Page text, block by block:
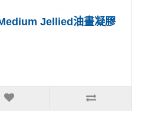
Jellied油畫凝膠